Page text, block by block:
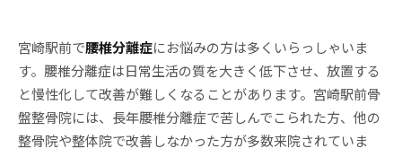
宮崎駅前で腰椎分離症にお悩みの方は多くいらっしゃいま
す。腰椎分離症は日常生活の質を大きく低下させ、放置する
と慢性化して改善が難しくなることがあります。宮崎駅前骨
盤整骨院には、長年腰椎分離症で苦しんでこられた方、他の
整骨院や整体院で改善しなかった方が多数来院されていま